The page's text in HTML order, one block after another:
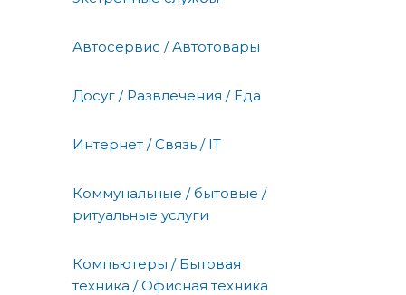
Автосервис / Автотовары
Досуг / Развлечения / Еда
Интернет / Связь / IT
Коммунальные / бытовые /
ритуальные услуги
Компьютеры / Бытовая
техника / Офисная техника